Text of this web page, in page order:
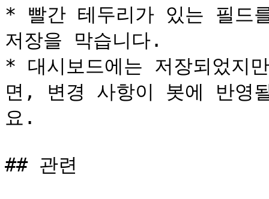
* 빨간 테두리가 있는 필드
저장을 막습니다.
* 대시보드에는 저장되었지
면, 변경 사항이 봇에 반영
요.
## 관련